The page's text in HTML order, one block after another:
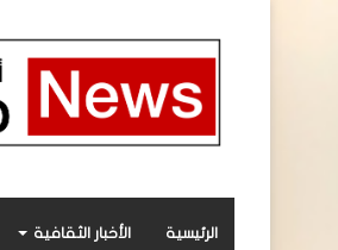
الرئيسية الأخبار الثقافية